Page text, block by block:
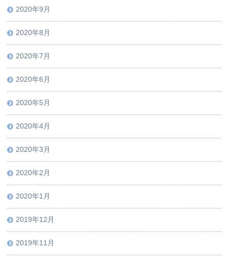
2020年9月
2020年8月
2020年7月
2020年6月
2020年5月
2020年4月
2020年3月
2020年2月
2020年1月
2019年12月
2019年11月